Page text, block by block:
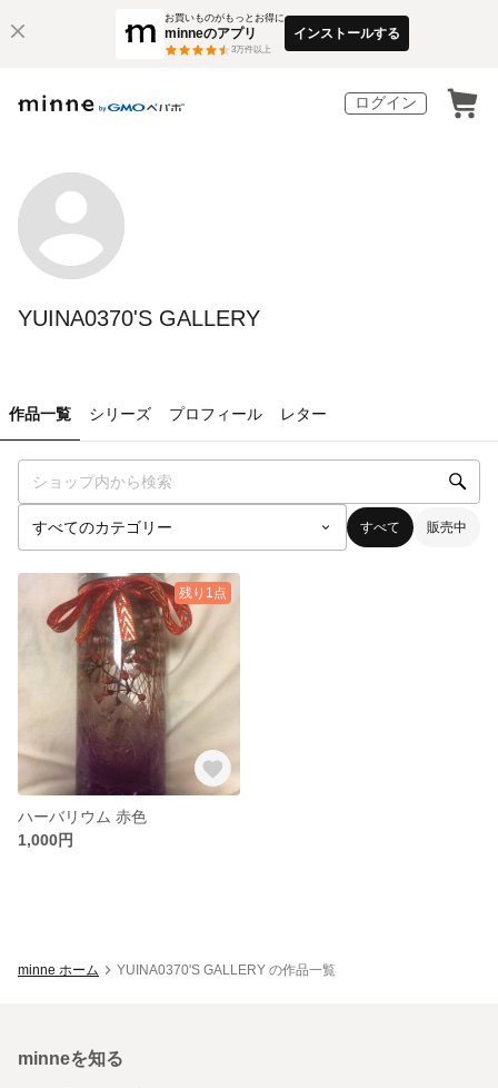
お買いものがもっとお得に
minneのアプリ
3万件以上
インストールする
ログイン
YUINA0370'S GALLERY
作品一覧 シリーズ プロフィール レター
すべて 販売中
残り1点
ハーバリウム 赤色
1,000円
minne ホーム YUINA0370'S GALLERY の作品一覧
minneを知る